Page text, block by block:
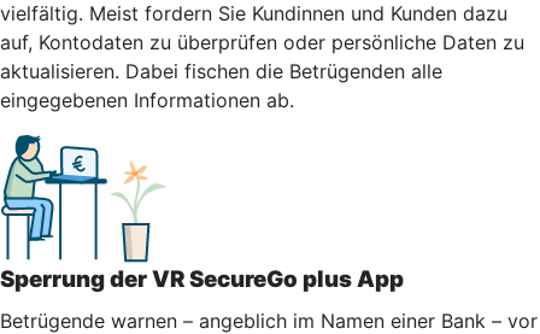
vielfältig. Meist fordern Sie Kundinnen und Kunden dazu
auf, Kontodaten zu überprüfen oder persönliche Daten zu
aktualisieren. Dabei fischen die Betrügenden alle
eingegebenen Informationen ab.
Sperrung der VR SecureGo plus App
Betrügende warnen – angeblich im Namen einer Bank – vor